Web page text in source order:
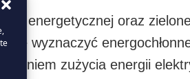
energetycznej oraz
wyznaczyć
zużycia energii